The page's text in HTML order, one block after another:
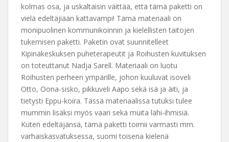
kolmas osa, ja uskaltaisin väittää, että tämä paketti on
vielä edeltäjiään kattavampi! Tämä materiaali on
monipuolinen kommunikoinnin ja kielellisten taitojen
tukemisen paketti. Paketin ovat suunnitelleet
Kipinäkeskuksen puheterapeutit ja Roihusten kuvituksen
on toteuttanut Nadja Sarell. Materiaali on luotu
Roihusten perheen ympärille, johon kuuluvat isoveli
Otto, Oona-sisko, pikkuveli Aapo sekä isä ja äiti, ja
tietysti Eppu-koira. Tässä materiaalissa tutuksi tulee
mummin lisäksi myös vaari sekä muita lähi-ihmisiä.
Kuten edeltäjänsä, tämä paketti toimii varmasti mm.
varhaiskasvatuksessa, suomi toisena kielenä